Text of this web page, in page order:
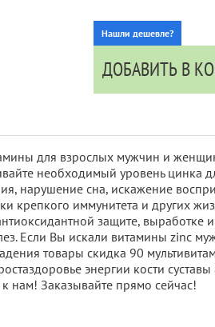
Нашли дешевле?
ДОБАВИТЬ В
для взрослых мужчин и женщин,
необходимый уровень цинка
нарушение сна, искажение
крепкого иммунитета и других
защите, выработке
Если Вы искали витамины zinс
товары скидка 90
энергии кости
нам! Заказывайте прямо сейчас!